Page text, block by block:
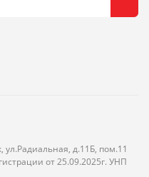
ул.Радиальная, д.11Б, пом.11
от 25.09.2025г. УНП